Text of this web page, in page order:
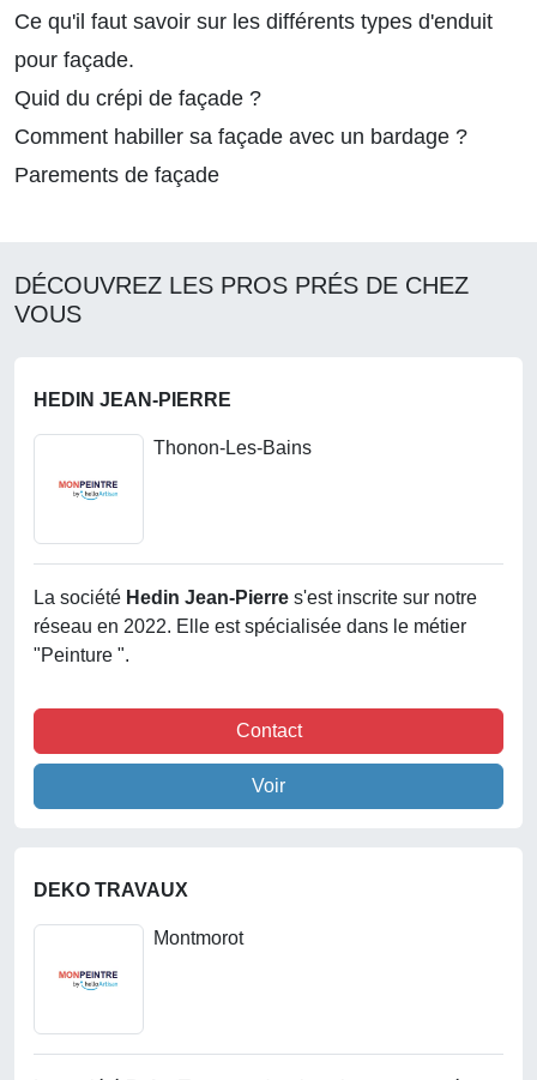
Ce qu'il faut savoir sur les différents types d'enduit
pour façade.
Quid du crépi de façade ?
Comment habiller sa façade avec un bardage ?
Parements de façade
DÉCOUVREZ LES PROS PRÉS DE CHEZ
VOUS
HEDIN JEAN-PIERRE
Thonon-Les-Bains
La société Hedin Jean-Pierre s'est inscrite sur notre
réseau en 2022. Elle est spécialisée dans le métier
"Peinture ".
Contact
Voir
DEKO TRAVAUX
Montmorot